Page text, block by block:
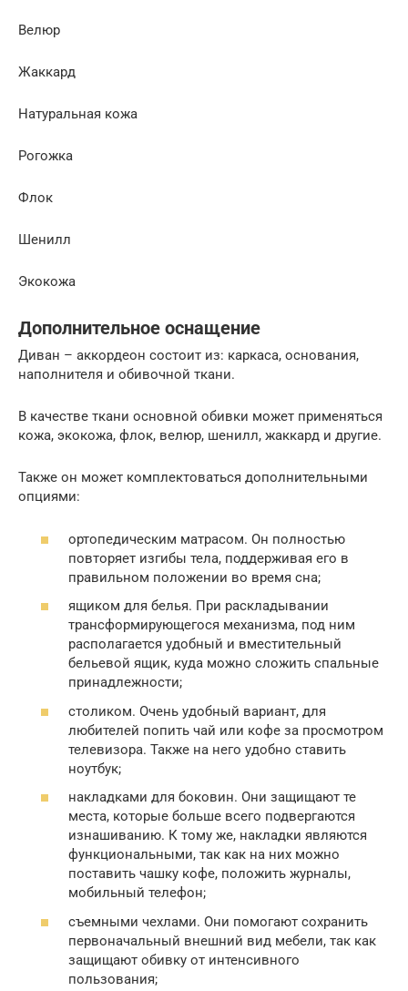
Велюр
Жаккард
Натуральная кожа
Рогожка
Флок
Шенилл
Экокожа
Дополнительное оснащение
Диван – аккордеон состоит из: каркаса, основания,
наполнителя и обивочной ткани.
В качестве ткани основной обивки может применяться
кожа, экокожа, флок, велюр, шенилл, жаккард и другие.
Также он может комплектоваться дополнительными
опциями:
ортопедическим матрасом. Он полностью
повторяет изгибы тела, поддерживая его в
правильном положении во время сна;
ящиком для белья. При раскладывании
трансформирующегося механизма, под ним
располагается удобный и вместительный
бельевой ящик, куда можно сложить спальные
принадлежности;
столиком. Очень удобный вариант, для
любителей попить чай или кофе за просмотром
телевизора. Также на него удобно ставить
ноутбук;
накладками для боковин. Они защищают те
места, которые больше всего подвергаются
изнашиванию. К тому же, накладки являются
функциональными, так как на них можно
поставить чашку кофе, положить журналы,
мобильный телефон;
съемными чехлами. Они помогают сохранить
первоначальный внешний вид мебели, так как
защищают обивку от интенсивного
пользования;